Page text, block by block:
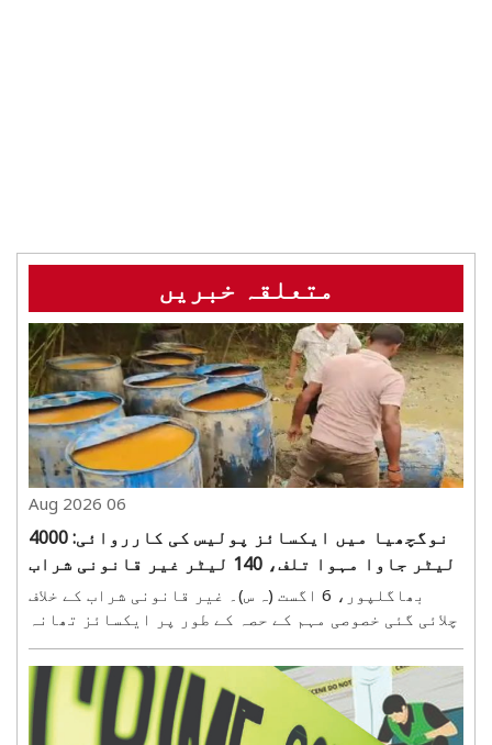
متعلقہ خبریں
06 Aug 2026
نوگچھیا میں ایکسائز پولیس کی کارروائی: 4000
لیٹر جاوا مہوا تلف، 140 لیٹر غیر قانونی شراب
برآمد
بھاگلپور، 6 اگست (ہ س)۔ غیر قانونی شراب کے خلاف
چلائی گئی خصوصی مہم کے حصہ کے طور پر ایکسائز تھانہ
نے ایک بڑی کامیابی حاصل کی ہے۔ خفیہ اطلاع پر
کارروائی کرتے ہوئے ایکسائز تھانہ انچارج پرمود
کمار داس کی قیادت میں ایک ٹیم نے جمعرات کے روز
نوگچھیا..